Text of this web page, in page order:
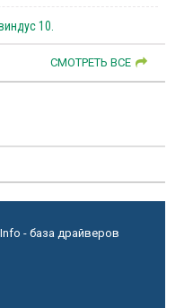
10.
СМОТРЕТЬ ВСЕ
- база драйверов